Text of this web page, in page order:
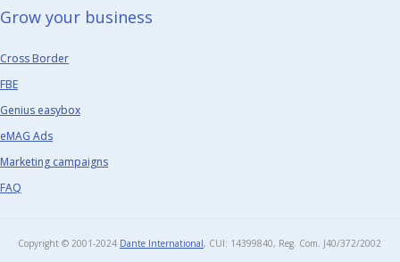
Grow your business​
Cross Border
FBE
Genius easybox
eMAG Ads
Marketing campaigns
FAQ
Copyright © 2001-2024 Dante International, CUI: 14399840, Reg. Com. J40/372/2002​